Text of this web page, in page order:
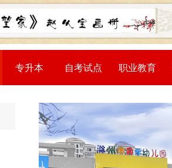
专升本 自考试点 职业教育